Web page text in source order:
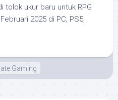
tolok ukur baru untuk RPG
2025 di PC, PS5,
Gaming